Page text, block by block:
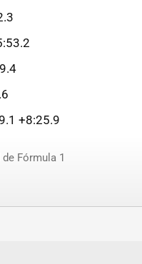
+8:25.9
Fórmula 1